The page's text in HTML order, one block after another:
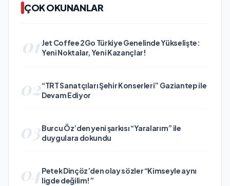
ÇOK OKUNANLAR
01 Jet Coffee 2Go Türkiye Genelinde Yükselişte:
Yeni Noktalar, Yeni Kazançlar!
02“TRT Sanatçıları Şehir Konserleri” Gaziantep ile
Devam Ediyor
03Burcu Öz’den yeni şarkısı “Yaralarım” ile
duygulara dokundu
04Petek Dinçöz’den olay sözler “Kimseyle aynı
ligde değilim!”